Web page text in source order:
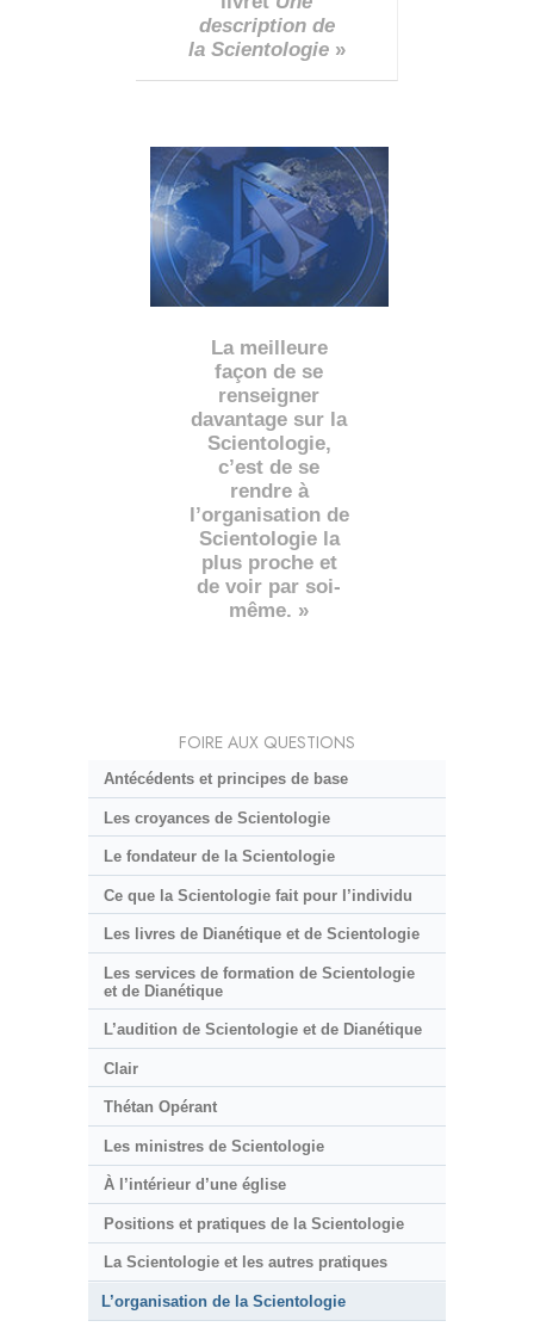
description de
la Scientologie»
La meilleure
façon de se
renseigner
davantage sur la
Scientologie,
c’est de se
rendre à
l’organisation de
Scientologie la
plus proche et
de voir par soi-
même. »
FOIRE AUX QUESTIONS
Antécédents et principes de base
Les croyances de Scientologie
Le fondateur de la Scientologie
Ce que la Scientologie fait pour l’individu
Les livres de Dianétique et de Scientologie
Les services de formation de Scientologie
et de Dianétique
L’audition de Scientologie et de Dianétique
Clair
Thétan Opérant
Les ministres de Scientologie
À l’intérieur d’une église
Positions et pratiques de la Scientologie
La Scientologie et les autres pratiques
L’organisation de la Scientologie